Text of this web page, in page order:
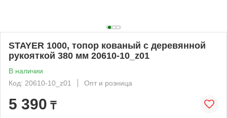
STAYER 1000, топор кованый с деревянной
рукояткой 380 мм 20610-10_z01
В наличии
Код: 20610-10_z01
Опт и розница
5 390 ₸